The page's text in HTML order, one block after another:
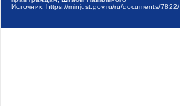
Источник: https://minjust.gov.ru/ru/documents/7822/